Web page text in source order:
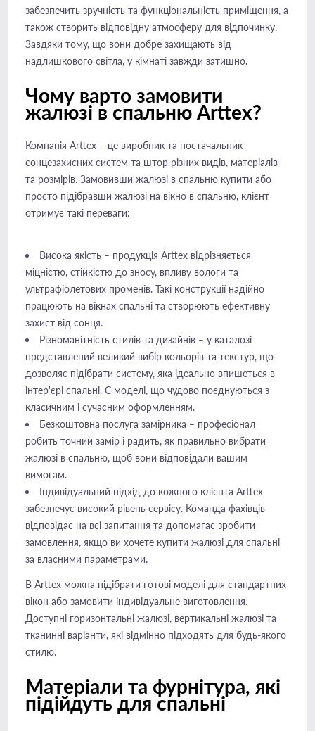
забезпечить зручність та функціональність приміщення, а
також створить відповідну атмосферу для відпочинку.
Завдяки тому, що вони добре захищають від
надлишкового світла, у кімнаті завжди затишно.
Чому варто замовити
жалюзі в спальню Arttex?
Компанія Arttex – це виробник та постачальник
сонцезахисних систем та штор різних видів, матеріалів
та розмірів. Замовивши жалюзі в спальню купити або
просто підібравши жалюзі на вікно в спальню, клієнт
отримує такі переваги:
Висока якість – продукція Arttex відрізняється
міцністю, стійкістю до зносу, впливу вологи та
ультрафіолетових променів. Такі конструкції надійно
працюють на вікнах спальні та створюють ефективну
захист від сонця.
Різноманітність стилів та дизайнів – у каталозі
представлений великий вибір кольорів та текстур, що
дозволяє підібрати систему, яка ідеально впишеться в
інтер'єрі спальні. Є моделі, що чудово поєднуються з
класичним і сучасним оформленням.
Безкоштовна послуга замірника – професіонал
робить точний замір і радить, як правильно вибрати
жалюзі в спальню, щоб вони відповідали вашим
вимогам.
Індивідуальний підхід до кожного клієнта Arttex
забезпечує високий рівень сервісу. Команда фахівців
відповідає на всі запитання та допомагає зробити
замовлення, якщо ви хочете купити жалюзі для спальні
за власними параметрами.
В Arttex можна підібрати готові моделі для стандартних
вікон або замовити індивідуальне виготовлення.
Доступні горизонтальні жалюзі, вертикальні жалюзі та
тканинні варіанти, які відмінно підходять для будь-якого
стилю.
Матеріали та фурнітура, які
підійдуть для спальні